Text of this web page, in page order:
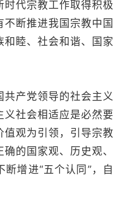
代宗教工作取得积极
断推进我国宗教中国
睦、社会和谐、国家
产党领导的社会主义
义社会相适应是必然要
值观为引领，引导宗教
的国家观、历史观、
增进“五个认同”，自